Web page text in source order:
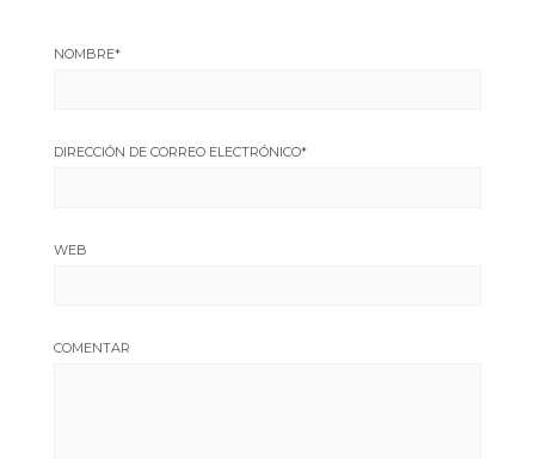
NOMBRE*
DIRECCIÓN DE CORREO ELECTRÓNICO*
WEB
COMENTAR